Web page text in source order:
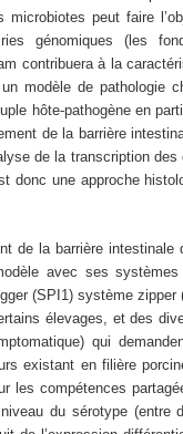
peut faire
génomiques (les
contribuera à la
modèle de pathologie
hôte-pathogène en
de la barrière
de la transcription des
donc une approche
de la barrière intestinale
avec ses systèmes
(SPI1) système zipper
élevages, et des
qui
existant en filière
les compétences
du sérotype (entre